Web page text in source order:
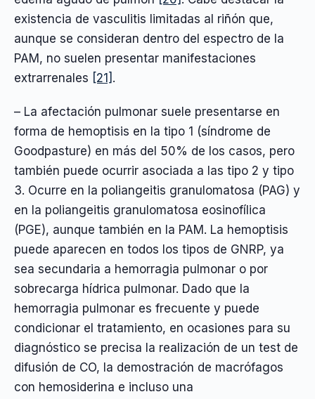
existencia de vasculitis limitadas al riñón que,
aunque se consideran dentro del espectro de la
PAM, no suelen presentar manifestaciones
extrarrenales [21] .
– La afectación pulmonar suele presentarse en
forma de hemoptisis en la tipo 1 (síndrome de
Goodpasture) en más del 50% de los casos, pero
también puede ocurrir asociada a las tipo 2 y tipo
3. Ocurre en la poliangeitis granulomatosa (PAG) y
en la poliangeitis granulomatosa eosinofílica
(PGE), aunque también en la PAM. La hemoptisis
puede aparecen en todos los tipos de GNRP, ya
sea secundaria a hemorragia pulmonar o por
sobrecarga hídrica pulmonar. Dado que la
hemorragia pulmonar es frecuente y puede
condicionar el tratamiento, en ocasiones para su
diagnóstico se precisa la realización de un test de
difusión de CO, la demostración de macrófagos
con hemosiderina e incluso una